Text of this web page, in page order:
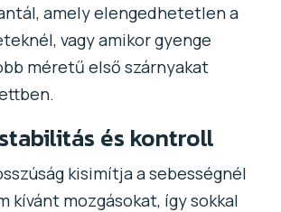
amely elengedhetetlen a
vagy amikor gyenge
méretű első szárnyakat
és kontroll
kisimítja a sebességnél
kívánt mozgásokat, így sokkal